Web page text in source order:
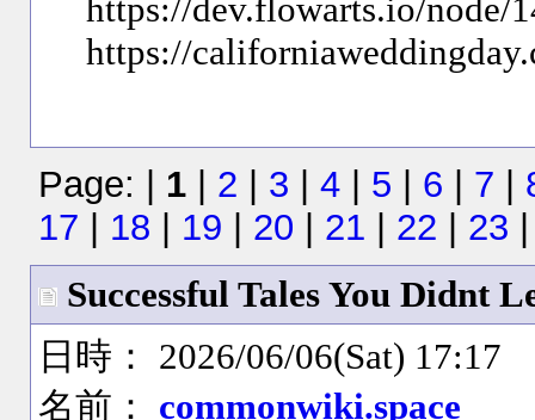
https://dev.flowarts.io/node/
https://
Page: | 1 2 3 |4 5 6 7
17
18 19 20 21 22 23
Successful Tales You Didnt
日時： 2026/06/06(Sat) 17:17
名前： commonwiki.space